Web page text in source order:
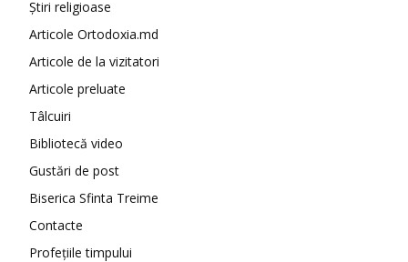
Știri religioase
Articole Ortodoxia.md
Articole de la vizitatori
Articole preluate
Tâlcuiri
Bibliotecă video
Gustări de post
Biserica Sfinta Treime
Contacte
Profețiile timpului